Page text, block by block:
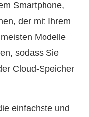
Smartphone,
der mit Ihrem
Modelle
sodass Sie
Cloud-Speicher
einfachste und